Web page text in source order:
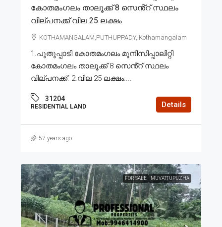
കോതമംഗലം താലൂക്ക് 8 സെൻ്റ് സ്ഥലം
വില്പനക്ക് വില 25 ലക്ഷം
KOTHAMANGALAM,PUTHUPPADY, Kothamangalam
1.പുതുപ്പാടി കോതമംഗലം മുനിസിപ്പാലിറ്റി
കോതമംഗലം താലൂക്ക് 8 സെൻ്റ് സ്ഥലം
വില്പനക്ക്. 2.വില 25 ലക്ഷം....
31204
RESIDENTIAL LAND Details
57 years ago
FOR SALE MUVATTUPUZHA